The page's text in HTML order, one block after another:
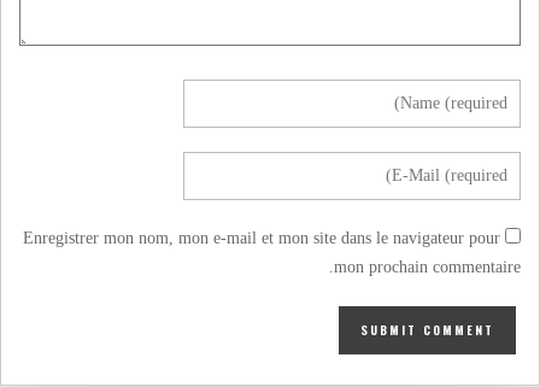
Enregistrer mon nom, mon e-mail et mon site dans le navigateur pour
mon prochain commentaire.